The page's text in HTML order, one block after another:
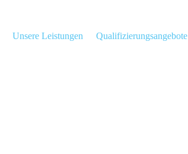
Unsere Leistungen Qualifizierungsangebote